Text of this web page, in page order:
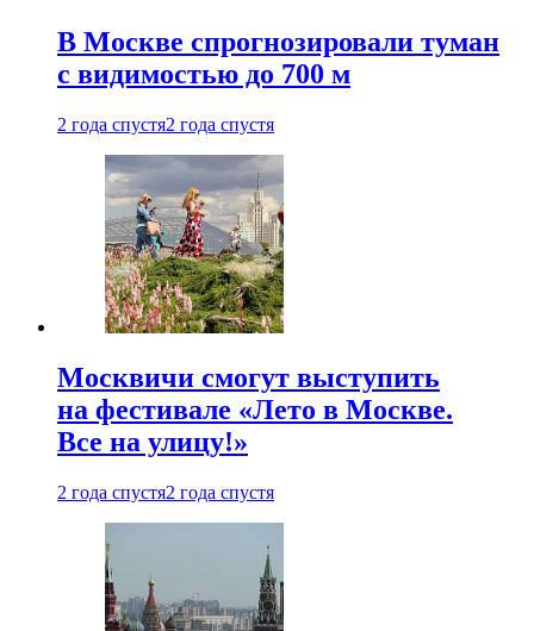
В Москве спрогнозировали туман
с видимостью до 700 м
2 года спустя2 года спустя
Москвичи смогут выступить
на фестивале «Лето в Москве.
Все на улицу!»
2 года спустя2 года спустя